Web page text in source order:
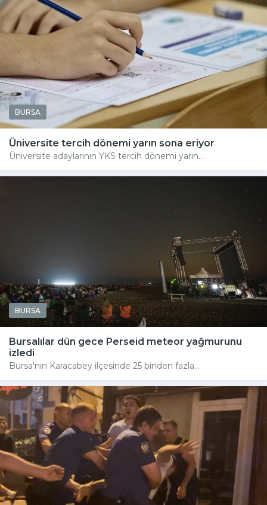
BURSA
Üniversite tercih dönemi yarın sona eriyor
Üniversite adaylarının YKS tercih dönemi yarın...
BURSA
Bursalılar dün gece Perseid meteor yağmurunu
izledi
Bursa'nın Karacabey ilçesinde 25 binden fazla...